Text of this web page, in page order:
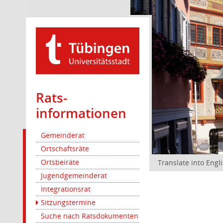
Rats­
informationen
Gemeinderat
Ortschaftsräte
Ortsbeiräte
Jugendgemeinderat
Integrationsrat
Sitzungstermine
Suche nach Ratsdokumenten
Translate into